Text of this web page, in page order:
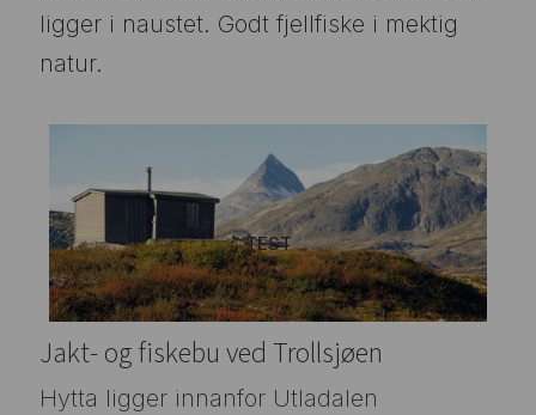
TEST
ligger i naustet. Godt fjellfiske i mektig
natur.
Jakt- og fiskebu ved Trollsjøen
Hytta ligger innanfor Utladalen